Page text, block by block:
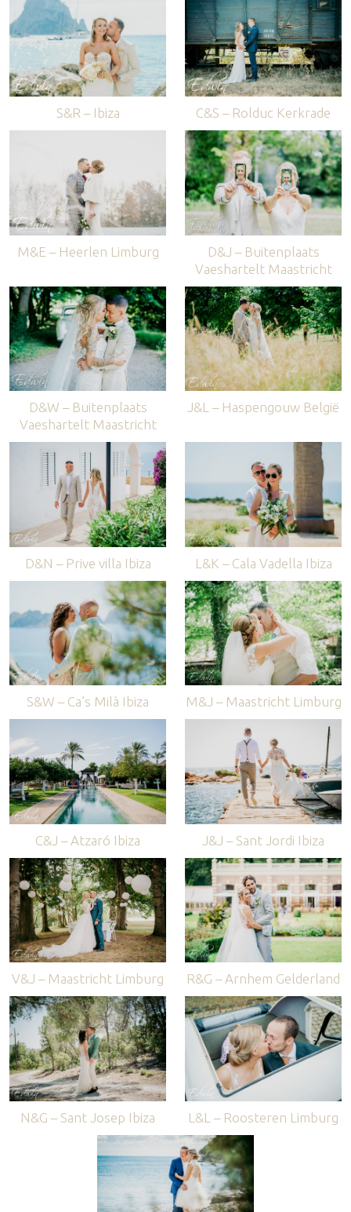
S&R – Ibiza C&S – Rolduc Kerkrade
M&E – Heerlen Limburg
D&J – Buitenplaats
Vaeshartelt Maastricht
D&W – Buitenplaats
Vaeshartelt Maastricht
J&L – Haspengouw België
D&N – Prive villa Ibiza L&K – Cala Vadella Ibiza
S&W – Ca’s Milà Ibiza M&J – Maastricht Limburg
C&J – Atzaró Ibiza J&J – Sant Jordi Ibiza
V&J – Maastricht Limburg R&G – Arnhem Gelderland
N&G – Sant Josep Ibiza L&L – Roosteren Limburg